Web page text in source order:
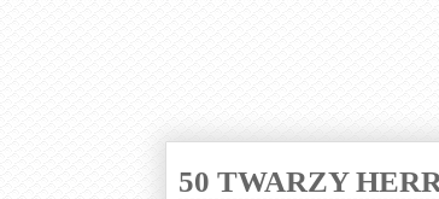
50 TWARZY